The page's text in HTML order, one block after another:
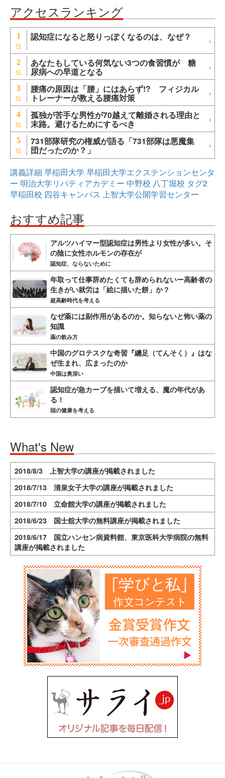
アクセスランキング
1 認知症になると怒りっぽくなるのは、なぜ？
2 あなたもしている何気ない3つの食習慣が 糖
尿病への早道となる
3 腰痛の原因は「腰」にはあらず!? フィジカル
トレーナーが教える腰痛対策
4 孤独が苦手な男性が70越えて離婚される理由と
末路。避けるためにするべき
5 731部隊研究の権威が語る「731部隊は悪魔集
団だったのか？」
講義詳細 早稲田大学 早稲田大学エクステンションセンタ
ー 明治大学リバティアカデミー 中野校 八丁堀校 タグ2
早稲田校 四谷キャンパス 上智大学公開学習センター
おすすめ記事
アルツハイマー型認知症は男性より女性が多い。そ
の陰に女性ホルモンの存在が
認知症、ならないために
年取って仕事辞めたくても辞められないー高齢者の
生きがい就労は「絵に描いた餅」か？
超高齢時代を考える
なぜ薬には副作用があるのか。知らないと怖い薬の
知識
薬の飲み方
中国のグロテスクな奇習『纏足（てんそく）』はな
ぜ生まれ、広まったのか
中国は奥深い
認知症が急カーブを描いて増える、魔の年代があ
る！
頭の健康を考える
What's New
2018/8/3 上智大学の講座が掲載されました
2018/7/13 清泉女子大学の講座が掲載されました
2018/7/10 立命館大学の講座が掲載されました
2018/6/23 国士舘大学の無料講座が掲載されました
2018/6/17 国立ハンセン病資料館、東京医科大学病院の無料
講座が掲載されました